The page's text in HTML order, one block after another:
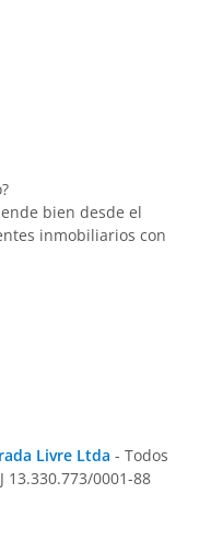
bien desde el
inmobiliarios con
Livre Ltda - Todos
13.330.773/0001-88